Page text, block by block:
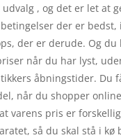
, og det er let at
der er bedst,
der er derude. Og du
når du har lyst,
åbningstider. Du
når du shopper
varens pris er
så du skal stå i kø